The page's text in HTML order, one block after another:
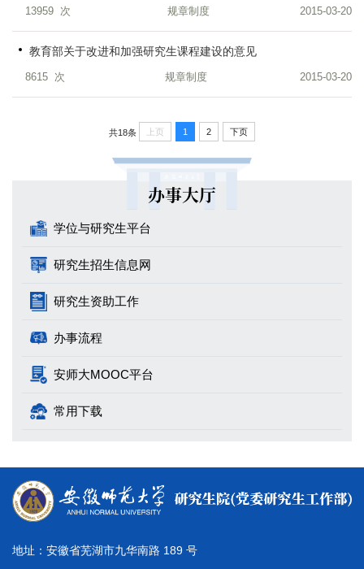
13959 次 规章制度 2015-03-20
教育部关于改进和加强研究生课程建设的意见
8615 次 规章制度 2015-03-20
共18条 上页 1 2 下页
办事大厅
学位与研究生平台
研究生招生信息网
研究生资助工作
办事流程
安师大MOOC平台
常用下载
地址：安徽省芜湖市九华南路 189 号